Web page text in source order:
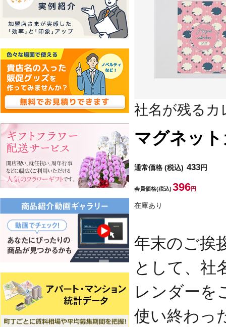
社名が残るカ
マグネッ
通常価格 (税込) 433円
会員価格(税込) 396円
在庫あり
年末のご挨
として、社
レンダーを
使い終わっ